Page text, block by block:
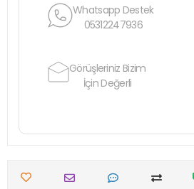
Whatsapp Destek
05312247936
Görüşleriniz Bizim
İçin Değerli